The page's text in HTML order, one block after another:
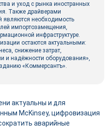
и уход с рынка иностранных
Также драйверами
являются необходимость
импортозамещения,
инфраструктуре.
остаются актуальными:
снижение затрат,
и надёжности оборудования»,
«Коммерсантъ».
актуальны и для
McKinsey, цифровизация
аварийные